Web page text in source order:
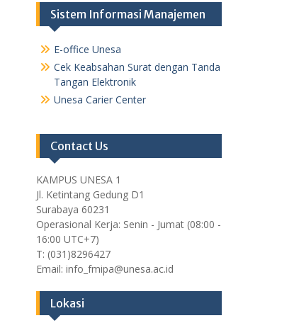
Sistem Informasi Manajemen
E-office Unesa
Cek Keabsahan Surat dengan Tanda
Tangan Elektronik
Unesa Carier Center
Contact Us
KAMPUS UNESA 1
Jl. Ketintang Gedung D1
Surabaya 60231
Operasional Kerja: Senin - Jumat (08:00 -
16:00 UTC+7)
T: (031)8296427
Email: info_fmipa@unesa.ac.id
Lokasi